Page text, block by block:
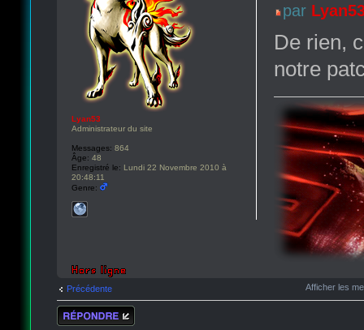
par
De rien,
notre
Lyan53
Administrateur du site
Messages: 864
Âge: 48
Enregistré le: Lundi 22 Novembre 2010 à
20:48:11
Genre:
Précédente Afficher les
Répondre